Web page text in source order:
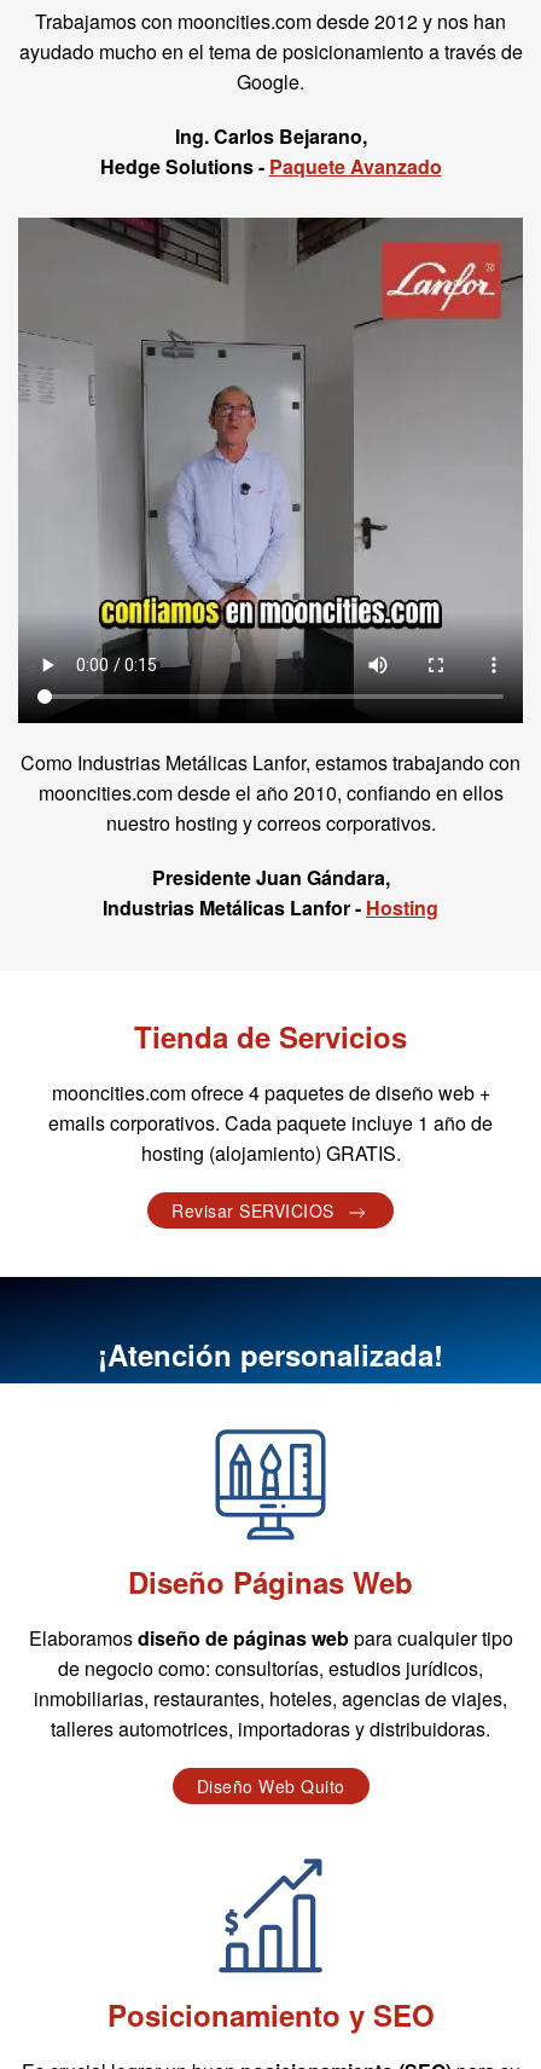
Trabajamos con mooncities.com desde 2012 y nos han
ayudado mucho en el tema de posicionamiento a través de
Google.
Ing. Carlos Bejarano,
Hedge Solutions - Paquete Avanzado
Como Industrias Metálicas Lanfor, estamos trabajando con
mooncities.com desde el año 2010, confiando en ellos
nuestro hosting y correos corporativos.
Presidente Juan Gándara,
Industrias Metálicas Lanfor - Hosting
Tienda de Servicios
mooncities.com ofrece 4 paquetes de diseño web +
emails corporativos. Cada paquete incluye 1 año de
hosting (alojamiento) GRATIS.
Revisar SERVICIOS
¡Atención personalizada!
Diseño Páginas Web
Elaboramosdiseño de páginas webpara cualquier tipo
de negocio como: consultorías, estudios jurídicos,
inmobiliarias, restaurantes, hoteles, agencias de viajes,
talleres automotrices, importadoras y distribuidoras.
Diseño Web Quito
Posicionamiento y SEO